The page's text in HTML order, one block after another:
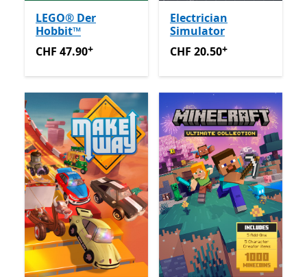
LEGO® Der
Hobbit™
CHF 47.90Enthält In-App-Käufe
CHF 47.90+
Electrician
Simulator
CHF 20.50Enthält In-App-
CHF 20.50+